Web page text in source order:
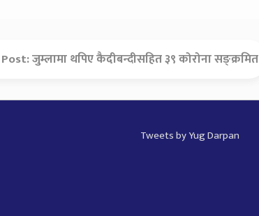
जुम्लामा थपिए कैदीबन्दीसहित ३९ कोरोना सङ्क्रमित
Tweets by Yug Darpan